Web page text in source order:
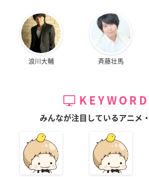
浪川大輔 斉藤壮馬
みんなが注目しているアニメ